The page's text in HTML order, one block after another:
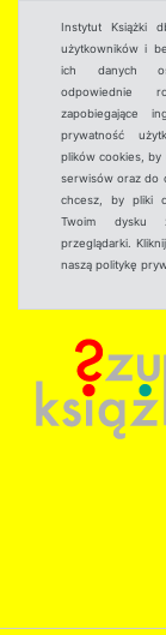
Instytut Książki
użytkowników i
ich danych
odpowiednie
zapobiegające
prywatność
plików cookies, by
serwisów oraz do
chcesz, by pliki
Twoim dysku
przeglądarki.
naszą politykę